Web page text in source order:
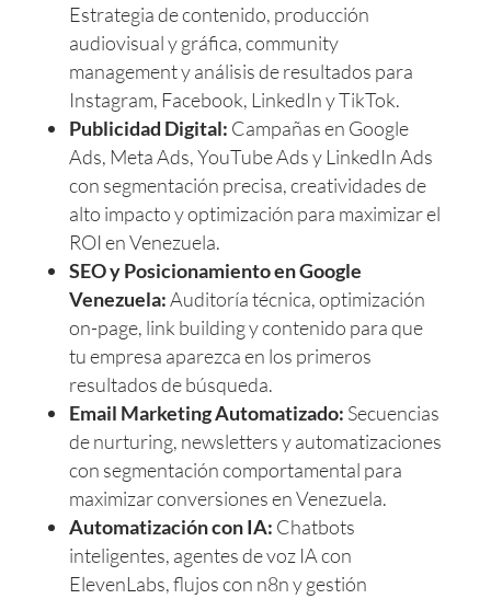
Estrategia de contenido, producción
audiovisual y gráfica, community
management y análisis de resultados para
Instagram, Facebook, LinkedIn y TikTok.
Publicidad Digital: Campañas en Google
Ads, Meta Ads, YouTube Ads y LinkedIn Ads
con segmentación precisa, creatividades de
alto impacto y optimización para maximizar el
ROI en Venezuela.
SEO y Posicionamiento en Google
Venezuela:Auditoría técnica, optimización
on-page, link building y contenido para que
tu empresa aparezca en los primeros
resultados de búsqueda.
Email Marketing Automatizado: Secuencias
de nurturing, newsletters y automatizaciones
con segmentación comportamental para
maximizar conversiones en Venezuela.
Automatización con IA: Chatbots
inteligentes, agentes de voz IA con
ElevenLabs, flujos con n8n y gestión